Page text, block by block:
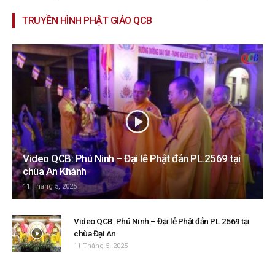
TRUYỀN HÌNH PHẬT GIÁO QCB
Video QCB: Phú Ninh – Đại lễ Phật đản PL.2569 tại
chùa An Khánh
11 Tháng 5, 2025
Video QCB: Phú Ninh – Đại lễ Phật đản PL.2569 tại
chùa Đại An
11 Tháng 5, 2025